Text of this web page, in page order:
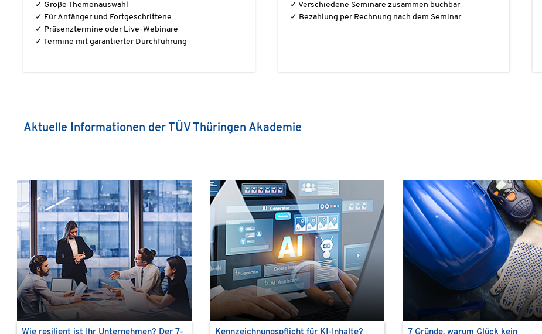
✓ Große Themenauswahl
✓ Für Anfänger und Fortgeschrittene
✓ Präsenztermine oder Live-Webinare
✓ Termine mit garantierter Durchführung
✓ Verschiedene Seminare zusammen buchbar
✓ Bezahlung per Rechnung nach dem Seminar
Aktuelle Informationen der TÜV Thüringen Akademie